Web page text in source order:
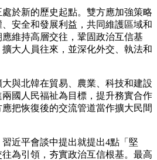
於新的歷史起點。雙方應加強策略
安全和發展利益，共同維護區域和
維持高層交往，鞏固政治互信基
大人員往來，並深化外交、執法和
與北韓在貿易、農業、科技和建設
國人民福祉為目標，提升務實合作
把恢復後的交流管道當作擴大民間
近平會談中提出就提出4點「堅
為引領，夯實政治互信根基。最高